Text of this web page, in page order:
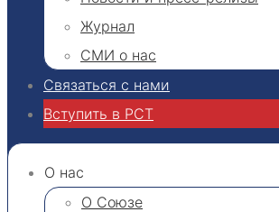
Журнал
СМИ о нас
Связаться с нами
Вступить в РСТ
О нас
О Союзе